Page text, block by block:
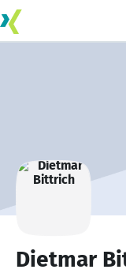
Dietmar